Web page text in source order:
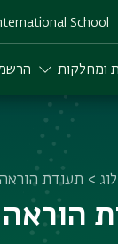
School
ומחלקות
תעודת